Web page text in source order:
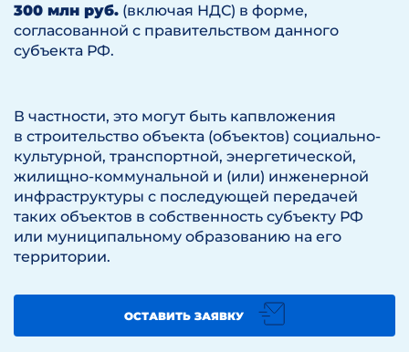
300 млн руб. (включая НДС) в форме,
согласованной с правительством данного
субъекта РФ.
В частности, это могут быть капвложения
в строительство объекта (объектов) социально-
культурной, транспортной, энергетической,
жилищно-коммунальной и (или) инженерной
инфраструктуры с последующей передачей
таких объектов в собственность субъекту РФ
или муниципальному образованию на его
территории.
ОСТАВИТЬ ЗАЯВКУ